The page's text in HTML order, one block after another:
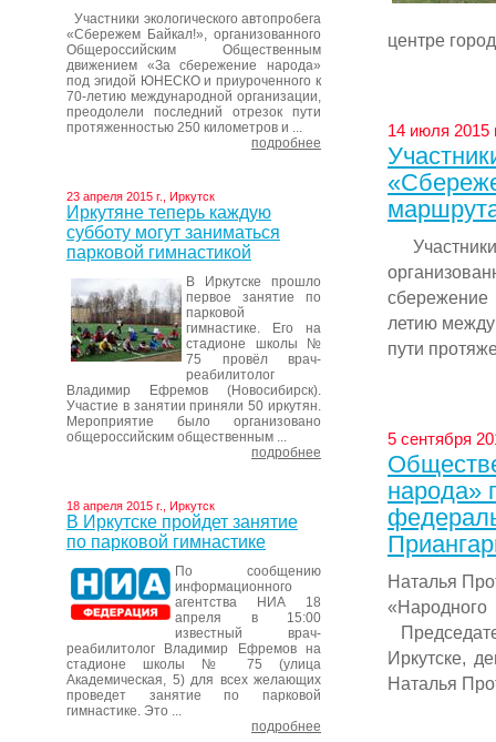
Участники экологического автопробега
«Сбережем Байкал!», организованного
Общероссийским Общественным
движением «За сбережение народа»
под эгидой ЮНЕСКО и приуроченного к
70-летию международной организации,
преодолели последний отрезок пути
протяженностью 250 километров и ...
подробнее
23 апреля 2015 г., Иркутск
Иркутяне теперь каждую
субботу могут заниматься
парковой гимнастикой
В Иркутске прошло
первое занятие по
парковой
гимнастике. Его на
стадионе школы №
75 провёл врач-
реабилитолог
Владимир Ефремов (Новосибирск).
Участие в занятии приняли 50 иркутян.
Мероприятие было организовано
общероссийским общественным ...
подробнее
18 апреля 2015 г., Иркутск
В Иркутске пройдет занятие
по парковой гимнастике
По сообщению
информационного
агентства НИА 18
апреля в 15:00
известный врач-
реабилитолог Владимир Ефремов на
стадионе школы № 75 (улица
Академическая, 5) для всех желающих
проведет занятие по парковой
гимнастике. Это ...
подробнее
центре
14 июля 2015
летию
пути
5 сентября
народа»
Наталья
Иркутске,
Наталья